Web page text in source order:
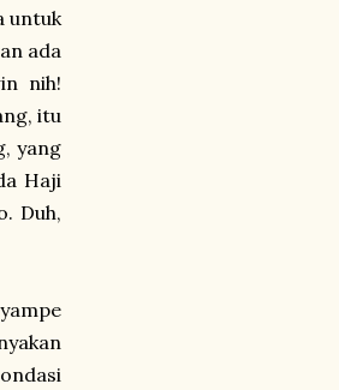
untuk
ada
nih!
itu
yang
Haji
Duh,